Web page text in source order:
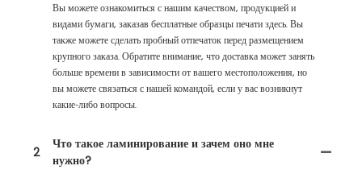
Вы можете ознакомиться с нашим качеством, продукцией и
видами бумаги, заказав бесплатные образцы печати здесь. Вы
также можете сделать пробный отпечаток перед размещением
крупного заказа. Обратите внимание, что доставка может занять
больше времени в зависимости от вашего местоположения, но
вы можете связаться с нашей командой, если у вас возникнут
какие-либо вопросы.
2
Что такое ламинирование и зачем оно мне
нужно?